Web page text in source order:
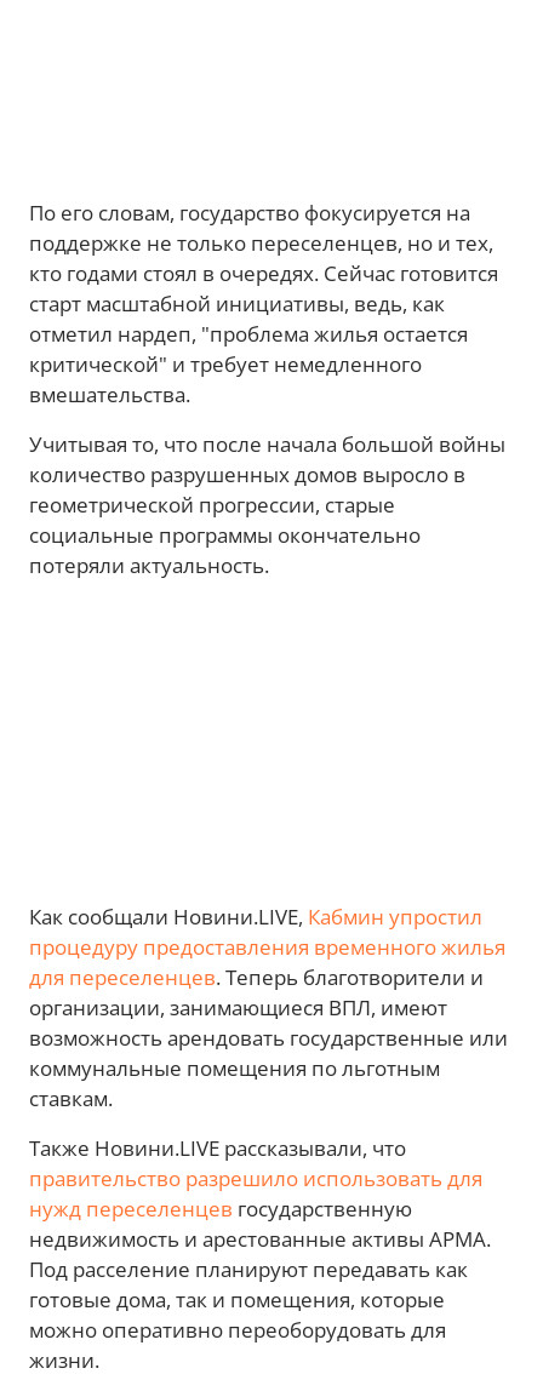
По его словам, государство фокусируется на
поддержке не только переселенцев, но и тех,
кто годами стоял в очередях. Сейчас готовится
старт масштабной инициативы, ведь, как
отметил нардеп, "проблема жилья остается
критической" и требует немедленного
вмешательства.
Учитывая то, что после начала большой войны
количество разрушенных домов выросло в
геометрической прогрессии, старые
социальные программы окончательно
потеряли актуальность.
Как сообщали Новини.LIVE, Кабмин упростил
процедуру предоставления временного жилья
для переселенцев. Теперь благотворители и
организации, занимающиеся ВПЛ, имеют
возможность арендовать государственные или
коммунальные помещения по льготным
ставкам.
Также Новини.LIVE рассказывали, что
правительство разрешило использовать для
нужд переселенцев государственную
недвижимость и арестованные активы АРМА.
Под расселение планируют передавать как
готовые дома, так и помещения, которые
можно оперативно переоборудовать для
жизни.